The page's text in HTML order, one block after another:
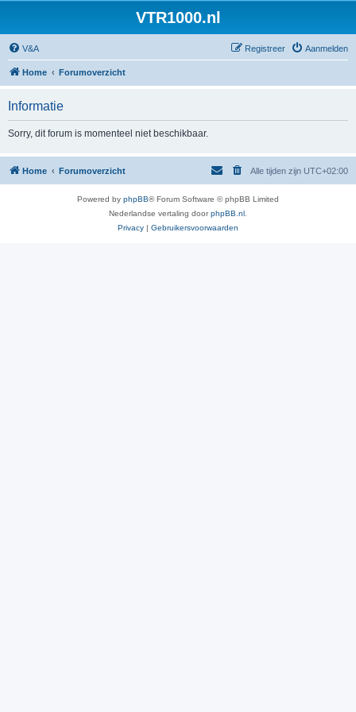
VTR1000.nl
V&A Aanmelden
Registreer
Home Forumoverzicht
Informatie
Sorry, dit forum is momenteel niet beschikbaar.
Home Forumoverzicht Alle tijden zijn UTC+02:00
Powered by phpBB® Forum Software © phpBB Limited
Nederlandse vertaling doorphpBB.nl
Privacy | Gebruikersvoorwaarden